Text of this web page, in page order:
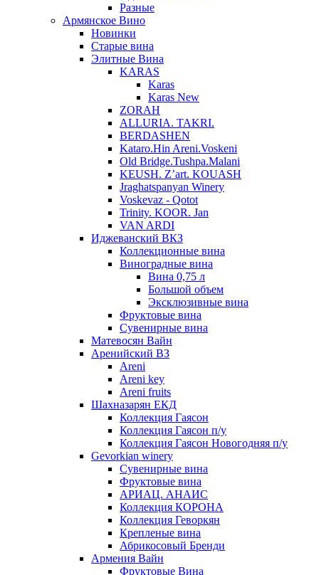
Разные
Армянское Вино
Новинки
Старые вина
Элитные Вина
KARAS
Karas
Karas New
ZORAH
ALLURIA. TAKRI.
BERDASHEN
Kataro.Hin Areni.Voskeni
Old Bridge.Tushpa.Malani
KEUSH. Z’art. KOUASH
Jraghatspanyan Winery
Voskevaz - Qotot
Trinity. KOOR. Jan
VAN ARDI
Иджеванский ВКЗ
Коллекционные вина
Виноградные вина
Вина 0,75 л
Большой объем
Эксклюзивные вина
Фруктовые вина
Cувенирные вина
Матевосян Вайн
Аренийский ВЗ
Areni
Areni key
Areni fruits
Шахназарян ЕКД
Коллекция Гаясон
Коллекция Гаясон п/у
Коллекция Гаясон Новогодняя п/у
Gevorkian winery
Сувенирные вина
Фруктовые вина
АРИАЦ. АНАИС
Коллекция КОРОНА
Коллекция Геворкян
Крепленые вина
Абрикосовый Бренди
Армения Вайн
Фруктовые Вина